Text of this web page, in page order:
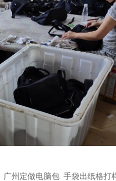
广州定做电脑包 手袋出纸格打